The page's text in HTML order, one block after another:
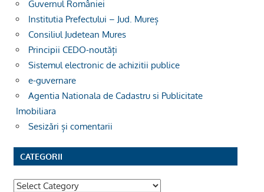
Guvernul României
Institutia Prefectului – Jud. Mureș
Consiliul Judetean Mures
Principii CEDO-noutăți
Sistemul electronic de achizitii publice
e-guvernare
Agentia Nationala de Cadastru si Publicitate
Imobiliara
Sesizări și comentarii
CATEGORII
Categorii